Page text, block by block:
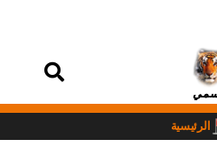
الرئيسية